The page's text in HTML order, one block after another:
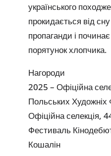
українського
прокидається від сну
пропаганди і
порятунок хлопчика.
Нагороди
2025 – Офіційна
Польських Художніх
Офіційна селекція,
Фестиваль
Кошалін